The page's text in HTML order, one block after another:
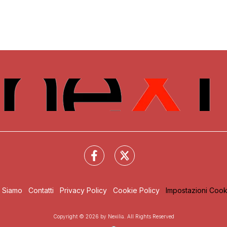
Siamo Contatti Privacy Policy Cookie Policy Impostazioni
Copyright © 2026 by Nexilia. All Rights Reserved